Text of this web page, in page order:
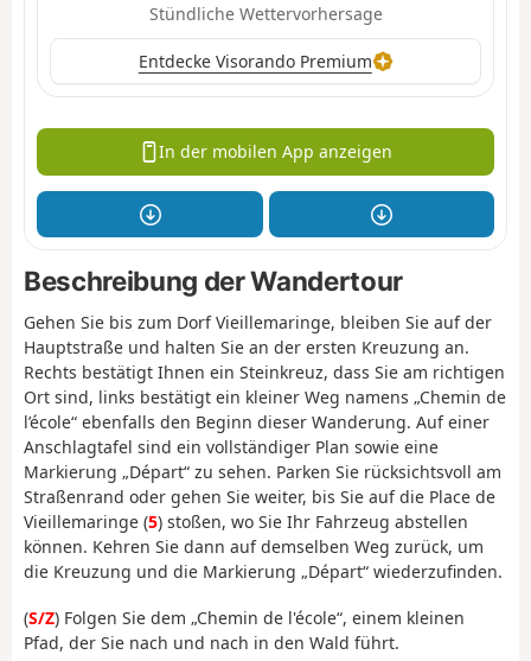
Stündliche Wettervorhersage
Entdecke Visorando Premium
In der mobilen App anzeigen
Beschreibung der Wandertour
Gehen Sie bis zum Dorf Vieillemaringe, bleiben Sie auf der
Hauptstraße und halten Sie an der ersten Kreuzung an.
Rechts bestätigt Ihnen ein Steinkreuz, dass Sie am richtigen
Ort sind, links bestätigt ein kleiner Weg namens „Chemin de
l’école“ ebenfalls den Beginn dieser Wanderung. Auf einer
Anschlagtafel sind ein vollständiger Plan sowie eine
Markierung „Départ“ zu sehen. Parken Sie rücksichtsvoll am
Straßenrand oder gehen Sie weiter, bis Sie auf die Place de
Vieillemaringe (5) stoßen, wo Sie Ihr Fahrzeug abstellen
können. Kehren Sie dann auf demselben Weg zurück, um
die Kreuzung und die Markierung „Départ“ wiederzufinden.
(S/Z) Folgen Sie dem „Chemin de l'école“, einem kleinen
Pfad, der Sie nach und nach in den Wald führt.